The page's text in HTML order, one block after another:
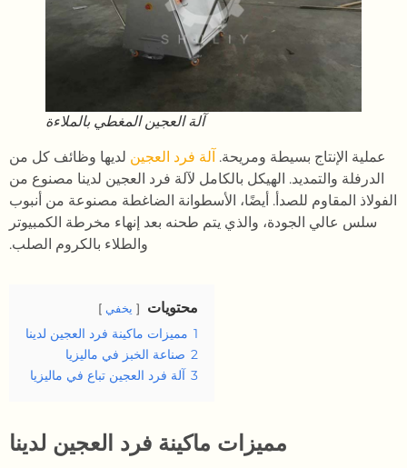
آلة العجين المغطي بالملاءة
عملية الإنتاج بسيطة ومريحة. آلة فرد العجينلديها وظائف كل من
الدرفلة والتمديد. الهيكل بالكامل لآلة فرد العجين لدينا مصنوع من
الفولاذ المقاوم للصدأ. أيضًا، الأسطوانة الضاغطة مصنوعة من أنبوب
سلس عالي الجودة، والذي يتم طحنه بعد إنهاء مخرطة الكمبيوتر
والطلاء بالكروم الصلب.
محتويات يخفي
1 مميزات ماكينة فرد العجين لدينا
2 صناعة الخبز في ماليزيا
3 آلة فرد العجين تباع في ماليزيا
مميزات ماكينة فرد العجين لدينا